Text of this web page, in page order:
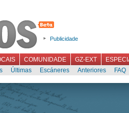
Publicidade
COMUNIDADE GZ-EXT
Últimas Escáneres Anteriores FAQ